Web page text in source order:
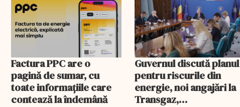
Factura PPC are o
pagină de sumar, cu
toate informațiile care
contează la îndemână
Guvernul discută planul
pentru riscurile din
energie, noi angajări la
Transgaz,